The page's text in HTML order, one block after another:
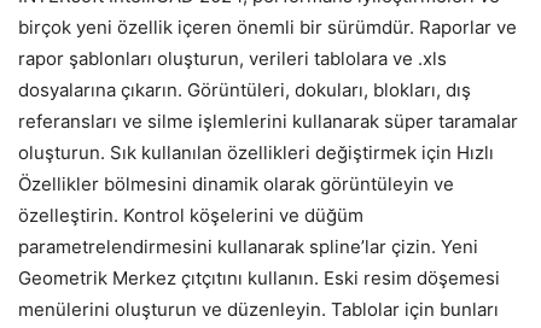
birçok yeni özellik içeren önemli bir sürümdür. Raporlar ve
rapor şablonları oluşturun, verileri tablolara ve .xls
dosyalarına çıkarın. Görüntüleri, dokuları, blokları, dış
referansları ve silme işlemlerini kullanarak süper taramalar
oluşturun. Sık kullanılan özellikleri değiştirmek için Hızlı
Özellikler bölmesini dinamik olarak görüntüleyin ve
özelleştirin. Kontrol köşelerini ve düğüm
parametrelendirmesini kullanarak spline’lar çizin. Yeni
Geometrik Merkez çıtçıtını kullanın. Eski resim döşemesi
menülerini oluşturun ve düzenleyin. Tablolar için bunları